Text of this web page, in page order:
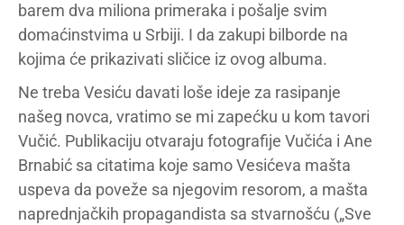
barem dva miliona primeraka i pošalje svim
domaćinstvima u Srbiji. I da zakupi bilborde na
kojima će prikazivati sličice iz ovog albuma.
Ne treba Vesiću davati loše ideje za rasipanje
našeg novca, vratimo se mi zapećku u kom tavori
Vučić. Publikaciju otvaraju fotografije Vučića i Ane
Brnabić sa citatima koje samo Vesićeva mašta
uspeva da poveže sa njegovim resorom, a mašta
naprednjačkih propagandista sa stvarnošću („Sve